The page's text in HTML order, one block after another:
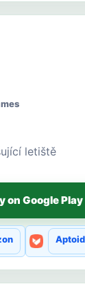
letiště
on Google Play